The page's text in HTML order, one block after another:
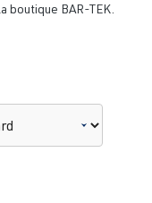
boutique BAR-TEK.